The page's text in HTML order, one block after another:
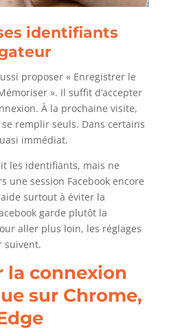
identifiants
proposer « Enregistrer le
». Il suffit d’accepter
À la prochaine visite,
remplir seuls. Dans certains
immédiat.
les identifiants, mais ne
une session Facebook encore
surtout à éviter la
garde plutôt la
aller plus loin, les réglages
suivent.
la connexion
sur Chrome,